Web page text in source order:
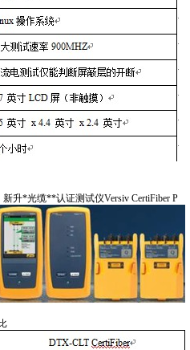
新升*光缆**认证测试仪Versiv CertiFiber P